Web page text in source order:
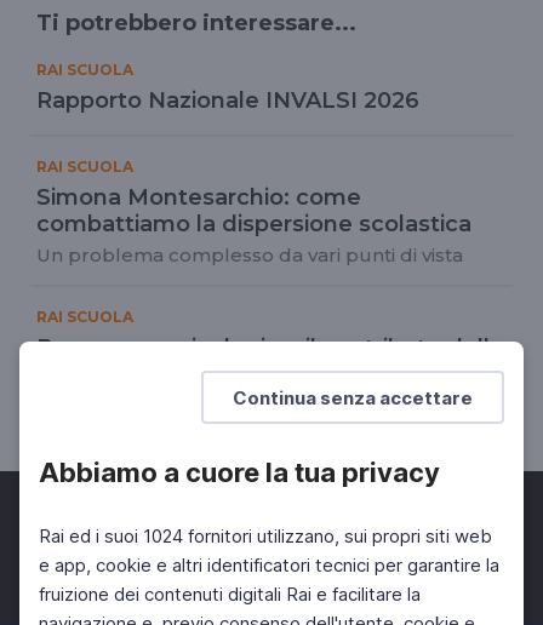
Continua senza accettare
Abbiamo a cuore la tua privacy
Rai ed i suoi 1024 fornitori utilizzano, sui propri siti web
e app, cookie e altri identificatori tecnici per garantire la
fruizione dei contenuti digitali Rai e facilitare la
Ti potrebbero interessare...
RAI SCUOLA
Rapporto Nazionale INVALSI 2026
RAI SCUOLA
Simona Montesarchio: come
combattiamo la dispersione scolastica
Un problema complesso da vari punti di vista
RAI SCUOLA
Benessere psicologico: il contributo della
La formazione della comunità educante
Facebook Twitter Instagram